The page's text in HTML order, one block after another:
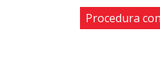
Procedura